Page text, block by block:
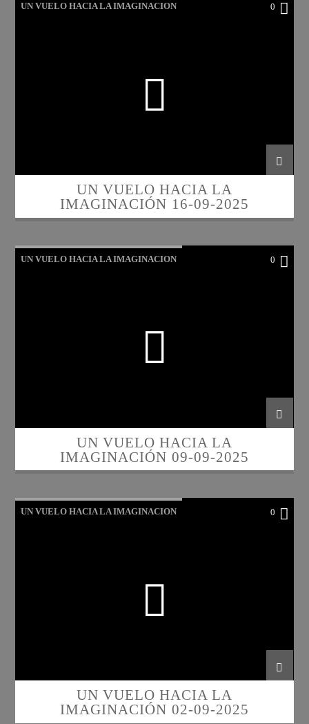
UN VUELO HACIA LA IMAGINACION 0
UN VUELO HACIA LA
IMAGINACIÓN 16-09-2025
UN VUELO HACIA LA IMAGINACION 0
UN VUELO HACIA LA
IMAGINACIÓN 09-09-2025
UN VUELO HACIA LA IMAGINACION 0
UN VUELO HACIA LA
IMAGINACIÓN 02-09-2025